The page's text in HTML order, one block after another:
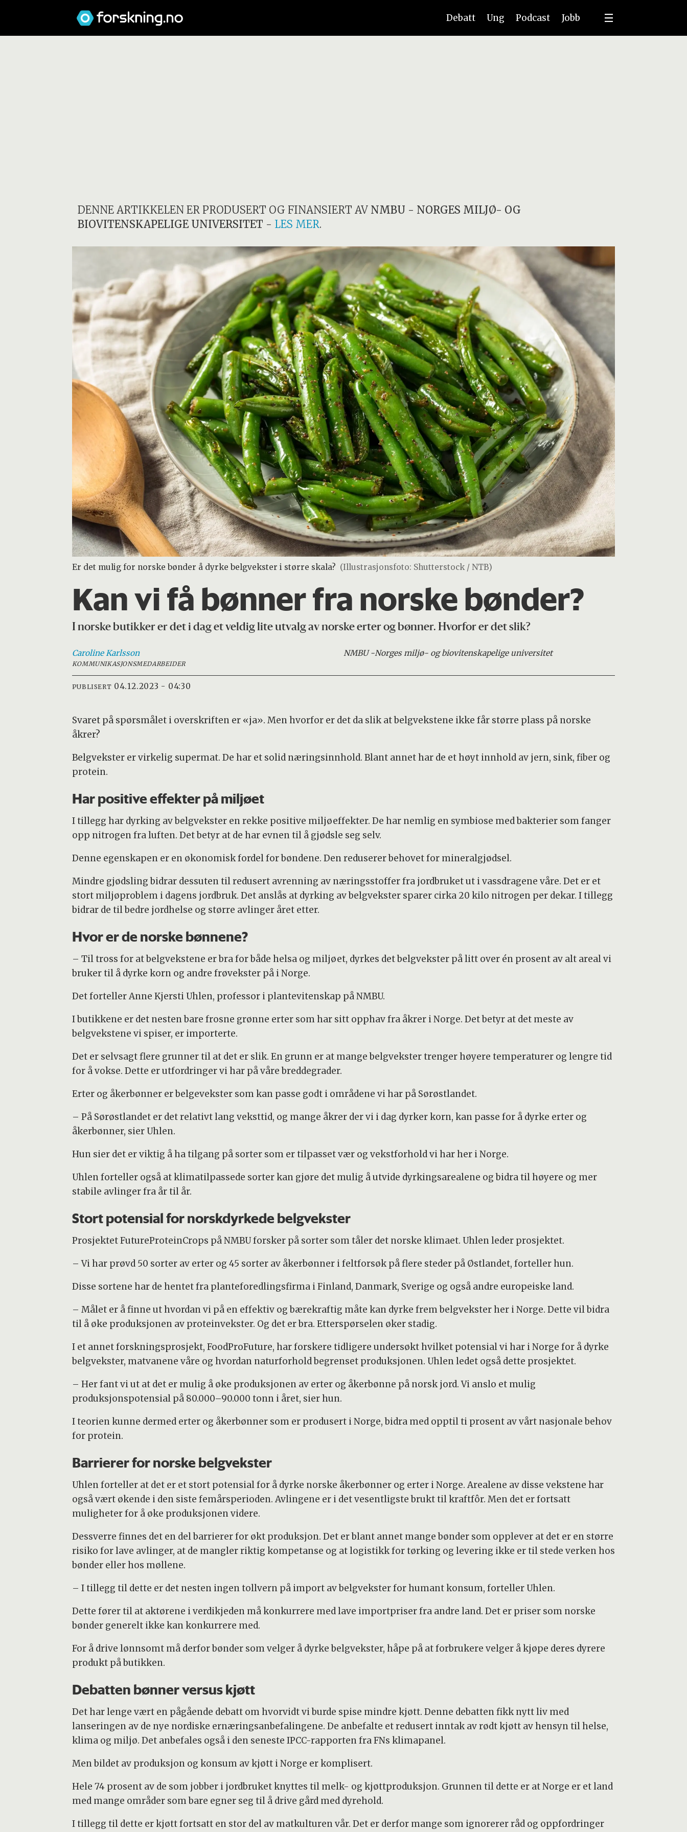
Debatt Ung Podcast Jobb
DENNE ARTIKKELEN ER PRODUSERT OG FINANSIERT AV NMBU - NORGES MILJØ- OG
BIOVITENSKAPELIGE UNIVERSITET - LES MER.
Er det mulig for norske bønder å dyrke belgvekster i større skala? (Illustrasjonsfoto: Shutterstock / NTB)
Kan vi få bønner fra norske bønder?
I norske butikker er det i dag et veldig lite utvalg av norske erter og bønner. Hvorfor er det slik?
Caroline Karlsson
KOMMUNIKASJONSMEDARBEIDER
NMBU -Norges miljø- og biovitenskapelige universitet
PUBLISERT 04.12.2023 - 04:30
Svaret på spørsmålet i overskriften er «ja». Men hvorfor er det da slik at belgvekstene ikke får større plass på norske
åkrer?
Belgvekster er virkelig supermat. De har et solid næringsinnhold. Blant annet har de et høyt innhold av jern, sink, fiber og
protein.
Har positive effekter på miljøet
I tillegg har dyrking av belgvekster en rekke positive miljøeffekter. De har nemlig en symbiose med bakterier som fanger
opp nitrogen fra luften. Det betyr at de har evnen til å gjødsle seg selv.
Denne egenskapen er en økonomisk fordel for bøndene. Den reduserer behovet for mineralgjødsel.
Mindre gjødsling bidrar dessuten til redusert avrenning av næringsstoffer fra jordbruket ut i vassdragene våre. Det er et
stort miljøproblem i dagens jordbruk. Det anslås at dyrking av belgvekster sparer cirka 20 kilo nitrogen per dekar. I tillegg
bidrar de til bedre jordhelse og større avlinger året etter.
Hvor er de norske bønnene?
– Til tross for at belgvekstene er bra for både helsa og miljøet, dyrkes det belgvekster på litt over én prosent av alt areal vi
bruker til å dyrke korn og andre frøvekster på i Norge.
Det forteller Anne Kjersti Uhlen, professor i plantevitenskap på NMBU.
I butikkene er det nesten bare frosne grønne erter som har sitt opphav fra åkrer i Norge. Det betyr at det meste av
belgvekstene vi spiser, er importerte.
Det er selvsagt flere grunner til at det er slik. En grunn er at mange belgvekster trenger høyere temperaturer og lengre tid
for å vokse. Dette er utfordringer vi har på våre breddegrader.
Erter og åkerbønner er belgevekster som kan passe godt i områdene vi har på Sørøstlandet.
– På Sørøstlandet er det relativt lang veksttid, og mange åkrer der vi i dag dyrker korn, kan passe for å dyrke erter og
åkerbønner, sier Uhlen.
Hun sier det er viktig å ha tilgang på sorter som er tilpasset vær og vekstforhold vi har her i Norge.
Uhlen forteller også at klimatilpassede sorter kan gjøre det mulig å utvide dyrkingsarealene og bidra til høyere og mer
stabile avlinger fra år til år.
Stort potensial for norskdyrkede belgvekster
Prosjektet FutureProteinCrops på NMBU forsker på sorter som tåler det norske klimaet. Uhlen leder prosjektet.
– Vi har prøvd 50 sorter av erter og 45 sorter av åkerbønner i feltforsøk på flere steder på Østlandet, forteller hun.
Disse sortene har de hentet fra planteforedlingsfirma i Finland, Danmark, Sverige og også andre europeiske land.
– Målet er å finne ut hvordan vi på en effektiv og bærekraftig måte kan dyrke frem belgvekster her i Norge. Dette vil bidra
til å øke produksjonen av proteinvekster. Og det er bra. Etterspørselen øker stadig.
I et annet forskningsprosjekt, FoodProFuture, har forskere tidligere undersøkt hvilket potensial vi har i Norge for å dyrke
belgvekster, matvanene våre og hvordan naturforhold begrenset produksjonen. Uhlen ledet også dette prosjektet.
– Her fant vi ut at det er mulig å øke produksjonen av erter og åkerbønne på norsk jord. Vi anslo et mulig
produksjonspotensial på 80.000–90.000 tonn i året, sier hun.
I teorien kunne dermed erter og åkerbønner som er produsert i Norge, bidra med opptil ti prosent av vårt nasjonale behov
for protein.
Barrierer for norske belgvekster
Uhlen forteller at det er et stort potensial for å dyrke norske åkerbønner og erter i Norge. Arealene av disse vekstene har
også vært økende i den siste femårsperioden. Avlingene er i det vesentligste brukt til kraftfôr. Men det er fortsatt
muligheter for å øke produksjonen videre.
Dessverre finnes det en del barrierer for økt produksjon. Det er blant annet mange bønder som opplever at det er en større
risiko for lave avlinger, at de mangler riktig kompetanse og at logistikk for tørking og levering ikke er til stede verken hos
bønder eller hos møllene.
– I tillegg til dette er det nesten ingen tollvern på import av belgvekster for humant konsum, forteller Uhlen.
Dette fører til at aktørene i verdikjeden må konkurrere med lave importpriser fra andre land. Det er priser som norske
bønder generelt ikke kan konkurrere med.
For å drive lønnsomt må derfor bønder som velger å dyrke belgvekster, håpe på at forbrukere velger å kjøpe deres dyrere
produkt på butikken.
Debatten bønner versus kjøtt
Det har lenge vært en pågående debatt om hvorvidt vi burde spise mindre kjøtt. Denne debatten fikk nytt liv med
lanseringen av de nye nordiske ernæringsanbefalingene. De anbefalte et redusert inntak av rødt kjøtt av hensyn til helse,
klima og miljø. Det anbefales også i den seneste IPCC-rapporten fra FNs klimapanel.
Men bildet av produksjon og konsum av kjøtt i Norge er komplisert.
Hele 74 prosent av de som jobber i jordbruket knyttes til melk- og kjøttproduksjon. Grunnen til dette er at Norge er et land
med mange områder som bare egner seg til å drive gård med dyrehold.
I tillegg til dette er kjøtt fortsatt en stor del av matkulturen vår. Det er derfor mange som ignorerer råd og oppfordringer